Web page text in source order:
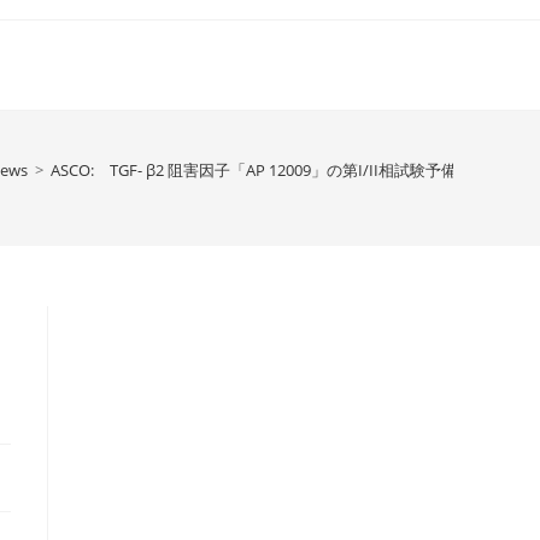
> ASCO: TGF- β2 阻害因子「AP 12009」の第I/II相試験予備結果